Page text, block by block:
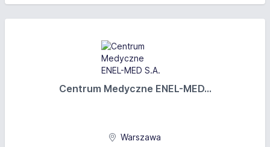
Centrum Medyczne ENEL-MED...
Warszawa